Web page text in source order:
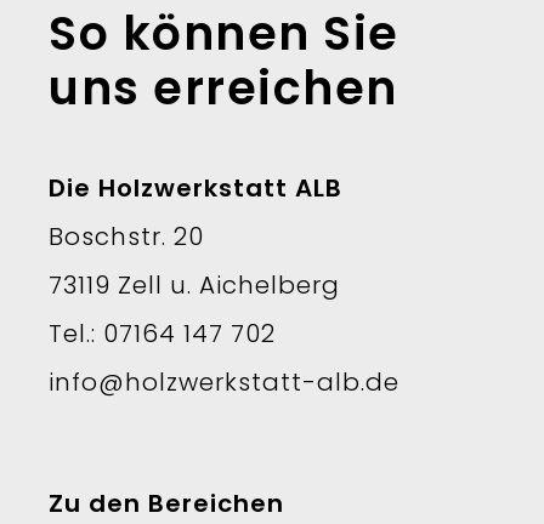
So können Sie
uns erreichen
Die Holzwerkstatt ALB
Boschstr. 20
73119 Zell u. Aichelberg
Tel.: 07164 147 702
info@holzwerkstatt-alb.de
Zu den Bereichen